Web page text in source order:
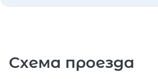
Схема проезда